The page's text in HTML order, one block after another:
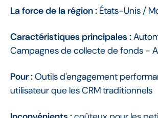
La force de la région : États-Unis /
Caractéristiques principales :
Campagnes de collecte de fonds -
Pour :Outils d'engagement
utilisateur que les CRM traditionnels